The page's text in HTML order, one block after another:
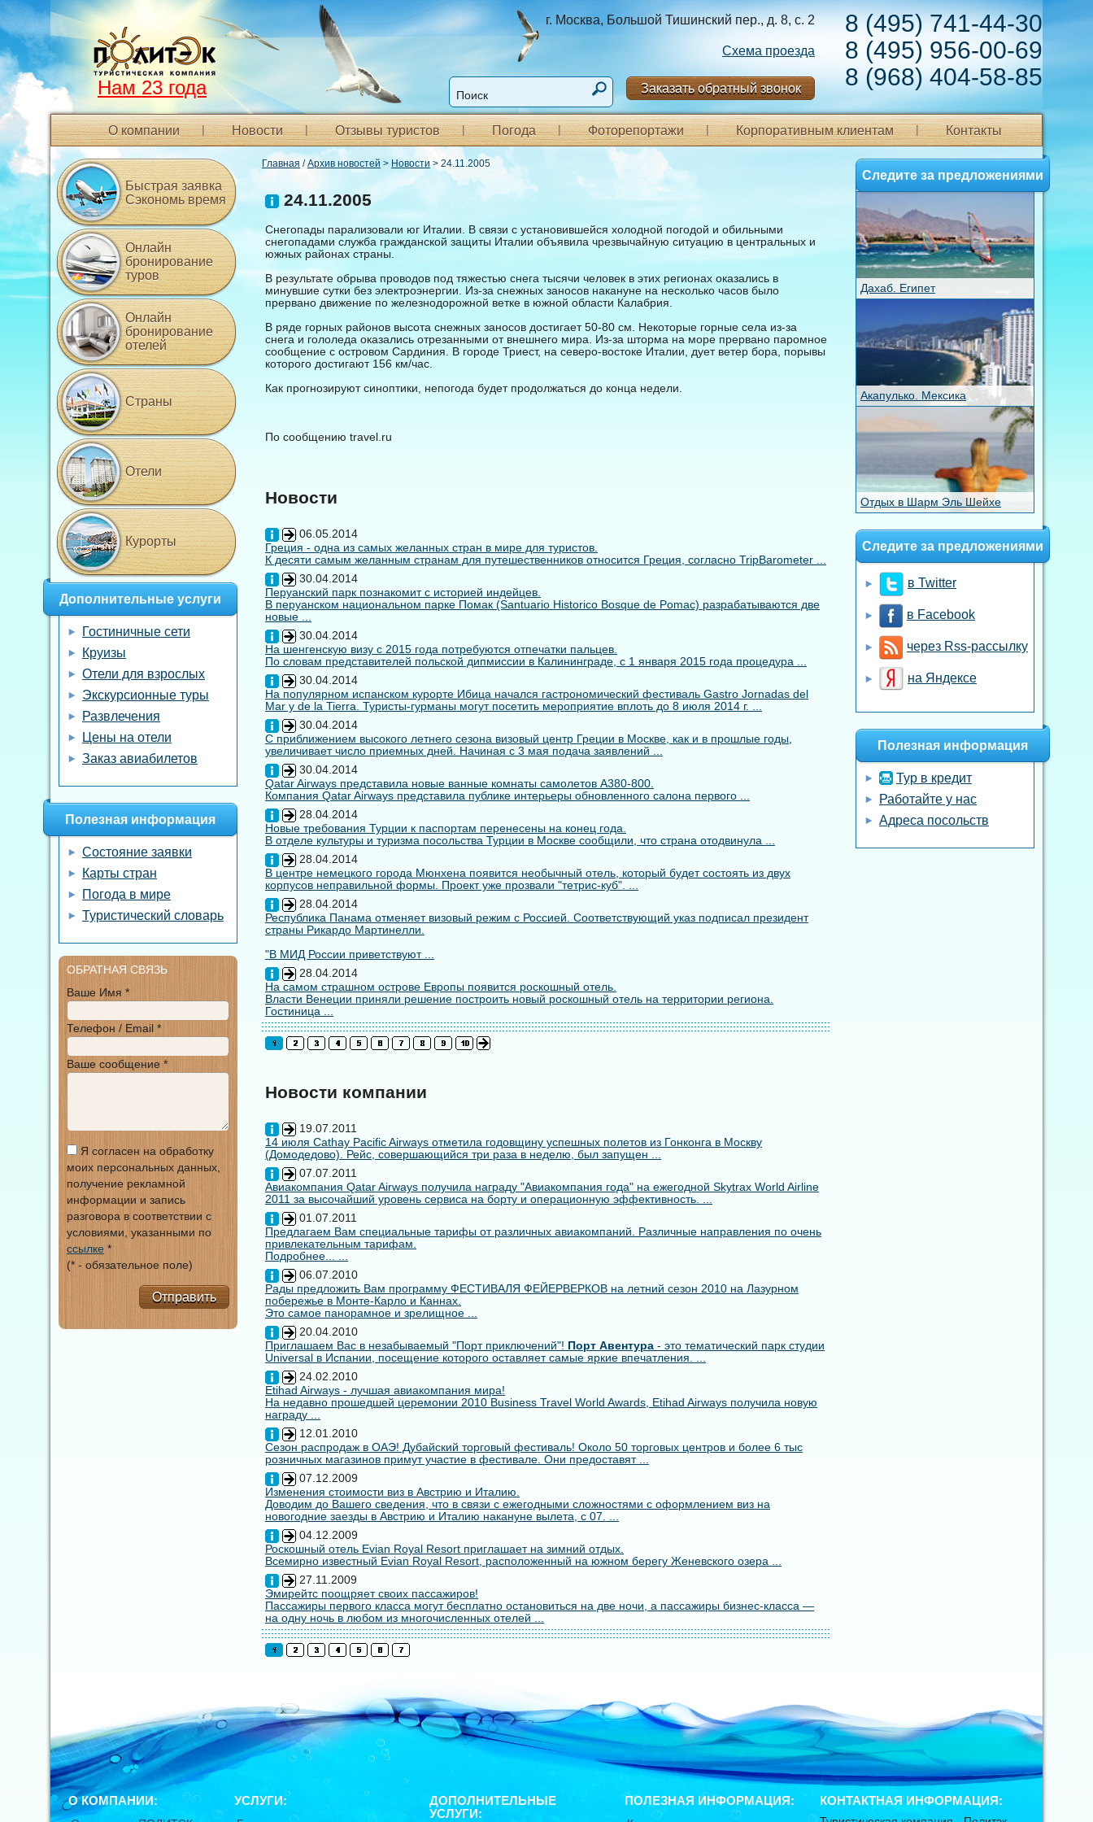
8 (495) 741-44-30
8 (495) 956-00-69
8 (968) 404-58-85
г. Москва, Большой Тишинский пер., д. 8, с. 2
Схема проезда
Заказать обратный звонок
Нам 23 года
О компании Новости Отзывы туристов Погода Фоторепортажи Корпоративным клиентам Контакты
Главная /Архив новостей > Новости> 24.11.2005
24.11.2005
Снегопады парализовали юг Италии. В связи с установившейся холодной погодой и обильными
снегопадами служба гражданской защиты Италии объявила чрезвычайную ситуацию в центральных и
южных районах страны.
В результате обрыва проводов под тяжестью снега тысячи человек в этих регионах оказались в
минувшие сутки без электроэнергии. Из-за снежных заносов накануне на несколько часов было
прервано движение по железнодорожной ветке в южной области Калабрия.
В ряде горных районов высота снежных заносов достигает 50-80 см. Некоторые горные села из-за
снега и гололеда оказались отрезанными от внешнего мира. Из-за шторма на море прервано паромное
сообщение с островом Сардиния. В городе Триест, на северо-востоке Италии, дует ветер бора, порывы
которого достигают 156 км/час.
Как прогнозируют синоптики, непогода будет продолжаться до конца недели.
По сообщению travel.ru
Новости
06.05.2014
Греция - одна из самых желанных стран в мире для туристов.
К десяти самым желанным странам для путешественников относится Греция, согласно TripBarometer ...
30.04.2014
Перуанский парк познакомит с историей индейцев.
В перуанском национальном парке Помак (Santuario Historico Bosque de Pomac) разрабатываются две
новые ...
30.04.2014
На шенгенскую визу с 2015 года потребуются отпечатки пальцев.
По словам представителей польской дипмиссии в Калининграде, с 1 января 2015 года процедура ...
30.04.2014
На популярном испанском курорте Ибица начался гастрономический фестиваль Gastro Jornadas del
Mar y de la Tierra. Туристы-гурманы могут посетить мероприятие вплоть до 8 июля 2014 г. ...
30.04.2014
С приближением высокого летнего сезона визовый центр Греции в Москве, как и в прошлые годы,
увеличивает число приемных дней. Начиная с 3 мая подача заявлений ...
30.04.2014
Qatar Airways представила новые ванные комнаты самолетов A380-800.
Компания Qatar Airways представила публике интерьеры обновленного салона первого ...
28.04.2014
Новые требования Турции к паспортам перенесены на конец года.
В отделе культуры и туризма посольства Турции в Москве сообщили, что страна отодвинула ...
28.04.2014
В центре немецкого города Мюнхена появится необычный отель, который будет состоять из двух
корпусов неправильной формы. Проект уже прозвали "тетрис-куб". ...
28.04.2014
Республика Панама отменяет визовый режим с Россией. Соответствующий указ подписал президент
страны Рикардо Мартинелли.
"В МИД России приветствуют ...
28.04.2014
На самом страшном острове Европы появится роскошный отель.
Власти Венеции приняли решение построить новый роскошный отель на территории региона.
Гостиница ...
Новости компании
19.07.2011
14 июля Cathay Pacific Airways отметила годовщину успешных полетов из Гонконга в Москву
(Домодедово). Рейс, совершающийся три раза в неделю, был запущен ...
07.07.2011
Авиакомпания Qatar Airways получила награду "Авиакомпания года" на ежегодной Skytrax World Airline
2011 за высочайший уровень сервиса на борту и операционную эффективность. ...
01.07.2011
Предлагаем Вам специальные тарифы от различных авиакомпаний. Различные направления по очень
привлекательным тарифам.
Подробнее... ...
06.07.2010
Рады предложить Вам программу ФЕСТИВАЛЯ ФЕЙЕРВЕРКОВ на летний сезон 2010 на Лазурном
побережье в Монте-Карло и Каннах.
Это самое панорамное и зрелищное ...
20.04.2010
Приглашаем Вас в незабываемый "Порт приключений"! Порт Авентура - это тематический парк студии
Universal в Испании, посещение которого оставляет самые яркие впечатления. ...
24.02.2010
Etihad Airways - лучшая авиакомпания мира!
На недавно прошедшей церемонии 2010 Business Travel World Awards, Etihad Airways получила новую
награду ...
12.01.2010
Сезон распродаж в ОАЭ! Дубайский торговый фестиваль! Около 50 торговых центров и более 6 тыс
розничных магазинов примут участие в фестивале. Они предоставят ...
07.12.2009
Изменения стоимости виз в Австрию и Италию.
Доводим до Вашего сведения, что в связи с ежегодными сложностями с оформлением виз на
новогодние заезды в Австрию и Италию накануне вылета, с 07. ...
04.12.2009
Роскошный отель Evian Royal Resort приглашает на зимний отдых.
Всемирно известный Evian Royal Resort, расположенный на южном берегу Женевского озера ...
27.11.2009
Эмирейтс поощряет своих пассажиров!
Пассажиры первого класса могут бесплатно остановиться на две ночи, а пассажиры бизнес-класса —
на одну ночь в любом из многочисленных отелей ...
Быстрая заявка
Сэкономь время
Онлайн
бронирование
туров
Онлайн
бронирование
отелей
Страны
Отели
Курорты
Дополнительные услуги
Гостиничные сети
Круизы
Отели для взрослых
Экскурсионные туры
Развлечения
Цены на отели
Заказ авиабилетов
Полезная информация
Состояние заявки
Карты стран
Погода в мире
Туристический словарь
ОБРАТНАЯ СВЯЗЬ
Ваше Имя *
Телефон / Email *
Ваше сообщение *
Я согласен на обработку
моих персональных данных,
получение рекламной
информации и запись
разговора в соответствии с
условиями, указанными по
ссылке *
(* - обязательное поле)
Отправить
Следите за предложениями
Дахаб. Египет
Акапулько. Мексика
Отдых в Шарм Эль Шейхе
Следите за предложениями
в Twitter
в Facebook
через Rss-рассылку
на Яндексе
Полезная информация
Тур в кредит
Работайте у нас
Адреса посольств
О КОМПАНИИ: УСЛУГИ:
ДОПОЛНИТЕЛЬНЫЕ
УСЛУГИ:
ПОЛЕЗНАЯ ИНФОРМАЦИЯ: КОНТАКТНАЯ ИНФОРМАЦИЯ: